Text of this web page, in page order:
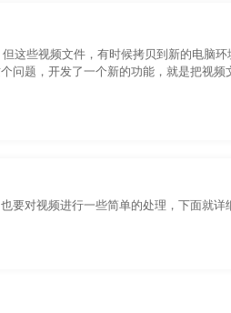
这些视频文件，有时候拷贝到新的电脑
问题，开发了一个新的功能，就是把视
要对视频进行一些简单的处理，下面就